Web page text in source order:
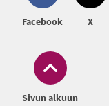
Sivun alkuun
Facebook X